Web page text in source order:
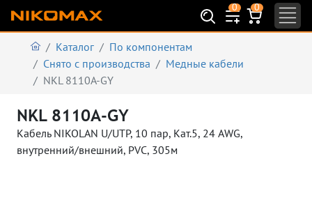
0 0
Каталог
По компонентам
Снято с производства
Медные кабели
NKL 8110A-GY
NKL 8110A-GY
Кабель NIKOLAN U/UTP, 10 пар, Кат.5, 24 AWG,
внутренний/внешний, PVC, 305м